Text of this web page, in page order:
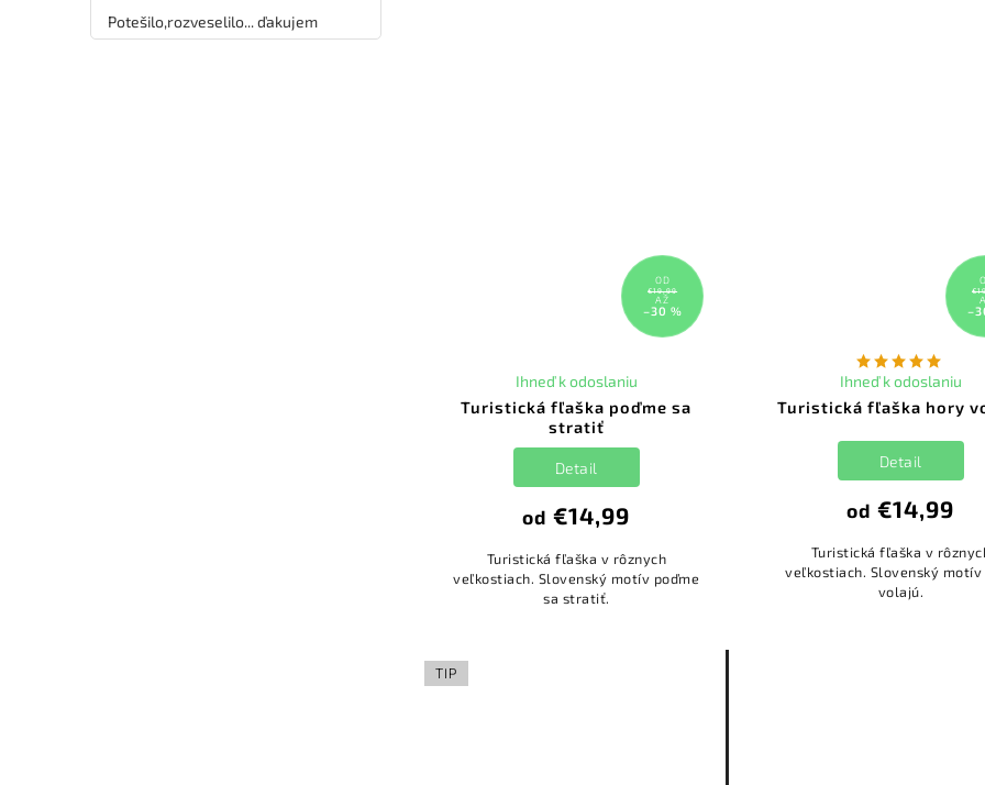
Potešilo,rozveselilo... ďakujem
OD
€19,99
AŽ
–30 %
Turistická fľaška poďme sa
stratiť
Ihneď k odoslaniu
od €14,99
Detail
Turistická fľaška v rôznych
veľkostiach. Slovenský motív poďme
sa stratiť.
Turistická fľaška hory
Ihneď k odoslaniu
od €14,99
Detail
Turistická fľaška v
veľkostiach. Slovenský motív
volajú.
TIP